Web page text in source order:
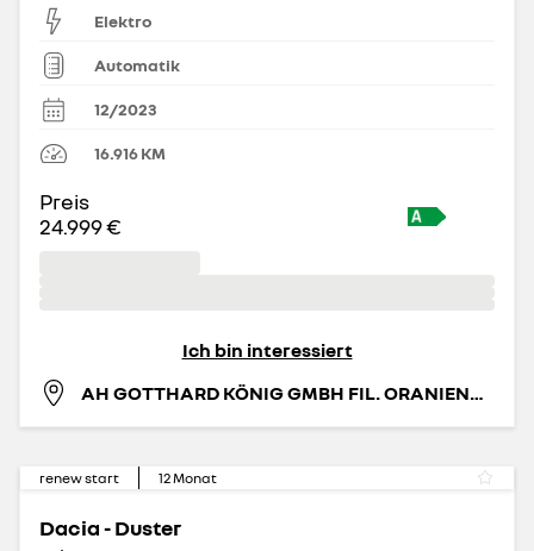
Elektro
Automatik
12/2023
16.916KM
Preis
24.999 €
Ich bin interessiert
AH GOTTHARD KÖNIG GMBH FIL. ORANIENBURG
renew start 12Monat
Dacia - Duster